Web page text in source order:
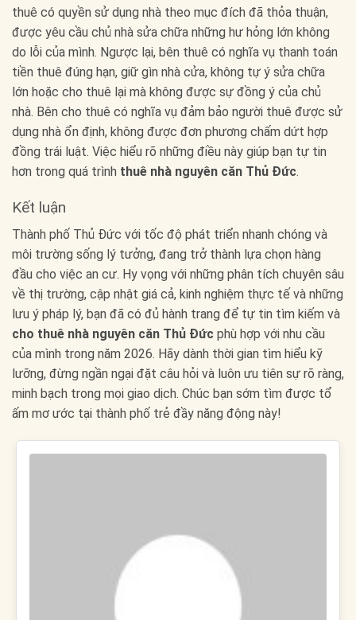
thuê có quyền sử dụng nhà theo mục đích đã thỏa thuận,
được yêu cầu chủ nhà sửa chữa những hư hỏng lớn không
do lỗi của mình. Ngược lại, bên thuê có nghĩa vụ thanh toán
tiền thuê đúng hạn, giữ gìn nhà cửa, không tự ý sửa chữa
lớn hoặc cho thuê lại mà không được sự đồng ý của chủ
nhà. Bên cho thuê có nghĩa vụ đảm bảo người thuê được sử
dụng nhà ổn định, không được đơn phương chấm dứt hợp
đồng trái luật. Việc hiểu rõ những điều này giúp bạn tự tin
hơn trong quá trình thuê nhà nguyên căn Thủ Đức.
Kết luận
Thành phố Thủ Đức với tốc độ phát triển nhanh chóng và
môi trường sống lý tưởng, đang trở thành lựa chọn hàng
đầu cho việc an cư. Hy vọng với những phân tích chuyên sâu
về thị trường, cập nhật giá cả, kinh nghiệm thực tế và những
lưu ý pháp lý, bạn đã có đủ hành trang để tự tin tìm kiếm và
cho thuê nhà nguyên căn Thủ Đức phù hợp với nhu cầu
của mình trong năm 2026. Hãy dành thời gian tìm hiểu kỹ
lưỡng, đừng ngần ngại đặt câu hỏi và luôn ưu tiên sự rõ ràng,
minh bạch trong mọi giao dịch. Chúc bạn sớm tìm được tổ
ấm mơ ước tại thành phố trẻ đầy năng động này!